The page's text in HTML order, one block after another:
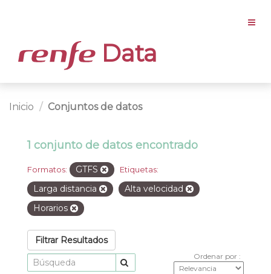
Data
Inicio Conjuntos de datos
1 conjunto de datos encontrado
Formatos: GTFS Etiquetas:
Larga distancia
Alta velocidad
Horarios
Filtrar Resultados
Ordenar por